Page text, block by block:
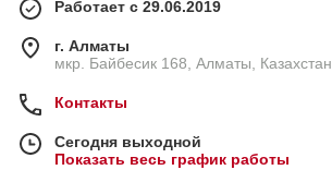
Работает с 29.06.2019
г. Алматы
мкр. Байбесик 168, Алматы, Казахстан
Контакты
Сегодня выходной
Показать весь график работы